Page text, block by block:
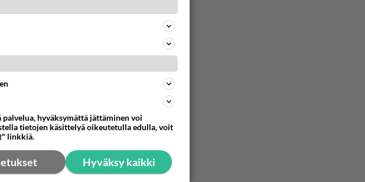
hyväksymättä jättäminen voi
tietojen käsittelyä oikeutetulla edulla, voit
linkkiä.
Hyväksy kaikki